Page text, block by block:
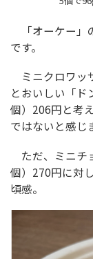
「オーケー」
です。
ミニクロワッ
とおいしい「ド
個）206円と考
ではないと感じ
ただ、ミニチ
個）270円に対
頃感。